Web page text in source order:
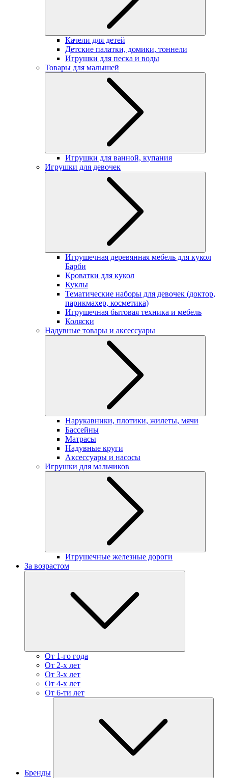
Качели для детей
Детские палатки, домики, тоннели
Игрушки для песка и воды
Товары для малышей
Игрушки для ванной, купания
Игрушки для девочек
Игрушечная деревянная мебель для кукол
Барби
Кроватки для кукол
Куклы
Тематические наборы для девочек (доктор,
парикмахер, косметика)
Игрушечная бытовая техника и мебель
Коляски
Надувные товары и аксессуары
Нарукавники, плотики, жилеты, мячи
Бассейны
Матрасы
Надувные круги
Аксессуары и насосы
Игрушки для мальчиков
Игрушечные железные дороги
За возрастом
От 1-го года
От 2-х лет
От 3-х лет
От 4-х лет
От 6-ти лет
Бренды